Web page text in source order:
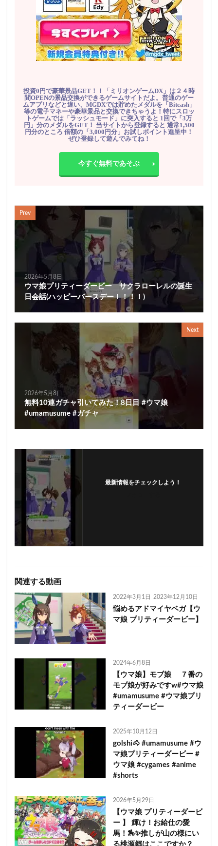
投資0円で豪華景品GET！！「ミリオンゲームDX」は２４時
間OPENの景品交換ができるゲームサイトだよ。普通のゲー
ムアプリなどと違い、MGDXでは貯めたメダルを「Bitcash」
等の電子マネーや豪華景品と交換できちゃうよ！特にスロッ
トゲームでは「ラッシュモード」に突入すると 1回で「3万
円」分のメダルをGET！ 当サイトから登録すると 通常1,500
円分のところ 倍額の「3,000円分」お試しポイント進呈中！
ぜひ登録して遊んでみてね！
今すぐ無料であそぶ
Prev
2026年5月8日
ウマ娘プリティーダービー サクラローレルの誕生
日会話(ハッピーバースデー！！！！)
Next
2026年5月8日
無料10連ガチャ引いてみた！8日目 #ウマ娘
#umamusume #ガチャ
最新情報をチェックしよう！
関連する動画
2022年3月1日 2023年12月10日
悩めるアドマイヤベガ【ウ
マ娘 プリティーダービー】
2024年6月8日
【ウマ娘】モブ娘 ７番の
モブ娘が好みですw#ウマ娘
#umamusume #ウマ娘プリ
ティーダービー
2025年10月12日
golshi🐴 #umamusume #ウ
マ娘プリティーダービー #
ウマ娘 #cygames #anime
#shorts
2026年5月29日
【ウマ娘 プリティーダービ
ー 】 輝け！お給仕の愛
馬！🏇✨推しが山の様にい
る桃源郷はここですか？